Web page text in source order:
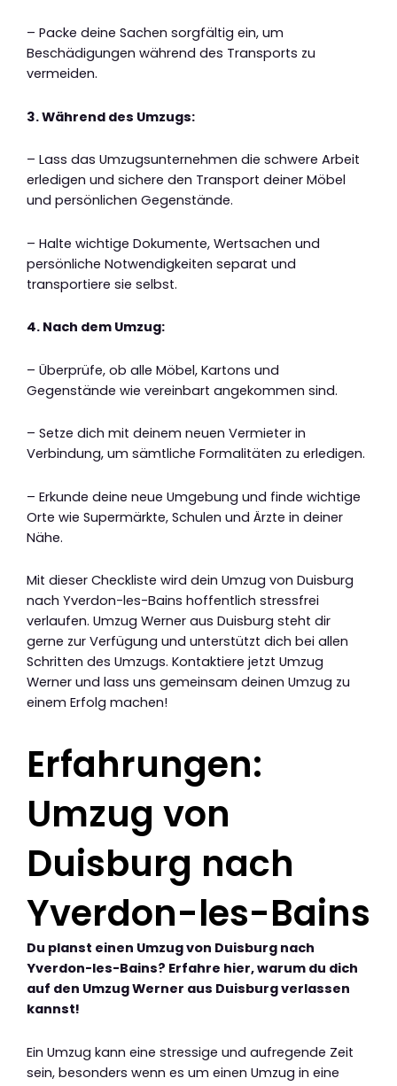
– Packe deine Sachen sorgfältig ein, um
Beschädigungen während des Transports zu
vermeiden.
3. Während des Umzugs:
– Lass das Umzugsunternehmen die schwere Arbeit
erledigen und sichere den Transport deiner Möbel
und persönlichen Gegenstände.
– Halte wichtige Dokumente, Wertsachen und
persönliche Notwendigkeiten separat und
transportiere sie selbst.
4. Nach dem Umzug:
– Überprüfe, ob alle Möbel, Kartons und
Gegenstände wie vereinbart angekommen sind.
– Setze dich mit deinem neuen Vermieter in
Verbindung, um sämtliche Formalitäten zu erledigen.
– Erkunde deine neue Umgebung und finde wichtige
Orte wie Supermärkte, Schulen und Ärzte in deiner
Nähe.
Mit dieser Checkliste wird dein Umzug von Duisburg
nach Yverdon-les-Bains hoffentlich stressfrei
verlaufen. Umzug Werner aus Duisburg steht dir
gerne zur Verfügung und unterstützt dich bei allen
Schritten des Umzugs. Kontaktiere jetzt Umzug
Werner und lass uns gemeinsam deinen Umzug zu
einem Erfolg machen!
Erfahrungen:
Umzug von
Duisburg nach
Yverdon-les-Bains
Du planst einen Umzug von Duisburg nach
Yverdon-les-Bains? Erfahre hier, warum du dich
auf den Umzug Werner aus Duisburg verlassen
kannst!
Ein Umzug kann eine stressige und aufregende Zeit
sein, besonders wenn es um einen Umzug in eine